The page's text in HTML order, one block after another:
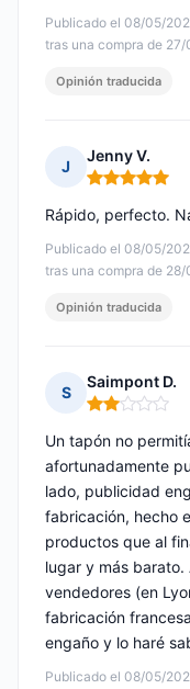
Publicado el 08/05/
tras una compra de
Opinión traducida
J
Jenny V.
Nota: 5 de 5
Publicado el 08/05/
tras una compra de
Rápido, perfecto.
Opinión traducida
S
Saimpont D.
Nota: 2 de 5
Publicado el 08/05/
Un tapón no
afortunadamente
lado, publicidad
fabricación, hecho
productos que al
lugar y más barato.
vendedores (en
fabricación
engaño y lo haré